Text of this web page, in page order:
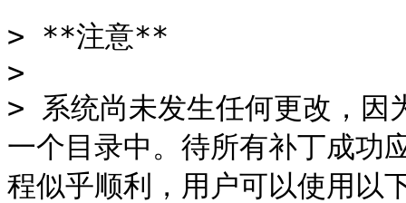
> **注意**
>
> 系统尚未发生任何更改，因
一个目录中。待所有补丁成功
程似乎顺利，用户可以使用以